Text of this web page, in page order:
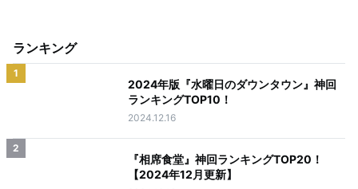
ランキング
1
2024年版『水曜日のダウンタウン』神回
ランキングTOP10！
2024.12.16
2
『相席食堂』神回ランキングTOP20！
【2024年12月更新】